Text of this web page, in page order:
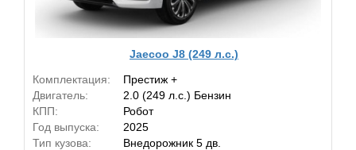
Jaecoo J8 (249 л.с.)
Комплектация:
Престиж +
Двигатель:
2.0 (249 л.с.) Бензин
КПП:
Робот
Год выпуска:
2025
Тип кузова:
Внедорожник 5 дв.